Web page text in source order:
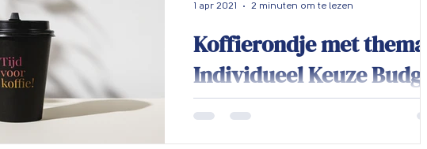
Koffierondje met thema
Individueel Keuze Budget
(IKB)
1 apr 2021 2 minuten om te lezen